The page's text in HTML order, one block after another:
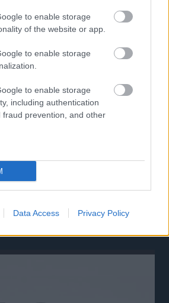
to enable storage
of the website or app.
to enable storage
to enable storage
including authentication
fraud prevention, and other
Data Access Privacy Policy
αναγκάζει την
15 οχήματα
με πρόστιμο 350